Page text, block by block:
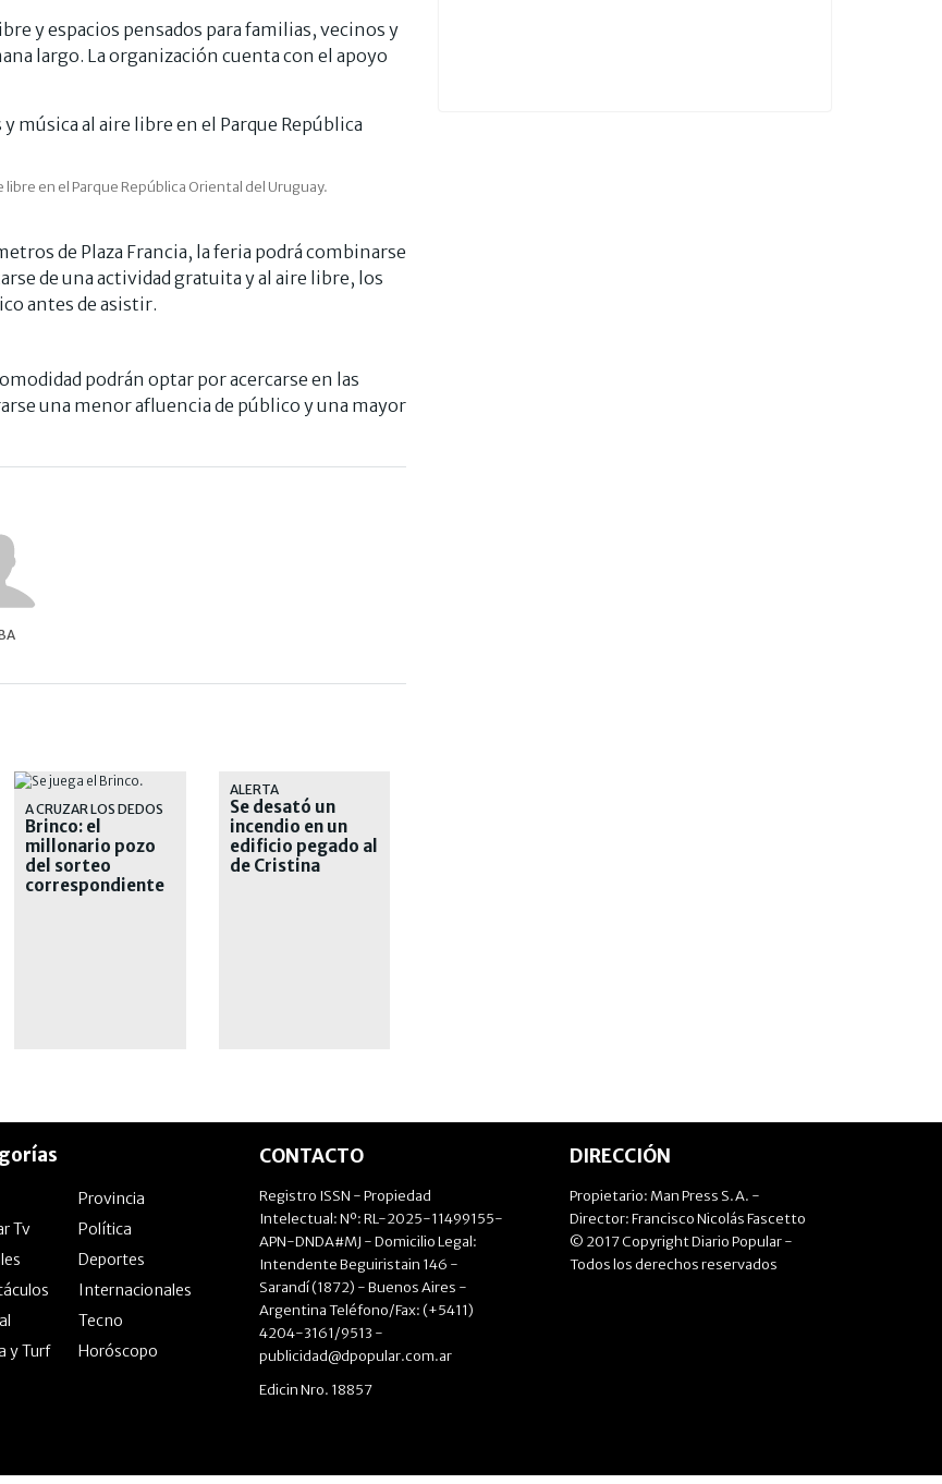
y espacios pensados para familias, vecinos y
largo. La organización cuenta con el apoyo
en el Parque República Oriental del Uruguay.
de Plaza Francia, la feria podrá combinarse
de una actividad gratuita y al aire libre, los
antes de asistir.
podrán optar por acercarse en las
una menor afluencia de público y una mayor
A CRUZAR LOS DEDOS
Brinco: el
millonario pozo
del sorteo
correspondiente
ALERTA
Se desató un
incendio en un
edificio pegado al
de Cristina
Provincia
Tv
Política
Deportes
Internacionales
Tecno
y Turf
Horóscopo
CONTACTO
Registro ISSN - Propiedad
Intelectual: Nº: RL-2025-11499155-
APN-DNDA#MJ - Domicilio Legal:
Intendente Beguiristain 146 -
Sarandí (1872) - Buenos Aires -
Argentina Teléfono/Fax: (+5411)
4204-3161/9513 -
publicidad@dpopular.com.ar
Edicin Nro. 18857
DIRECCIÓN
Propietario: Man Press S.A. -
Director: Francisco Nicolás Fascetto
© 2017 Copyright Diario Popular -
Todos los derechos reservados